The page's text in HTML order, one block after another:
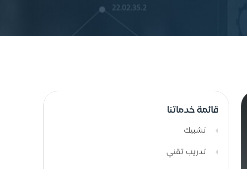
قائمة خدماتنا
تشبيك
تدريب تقني